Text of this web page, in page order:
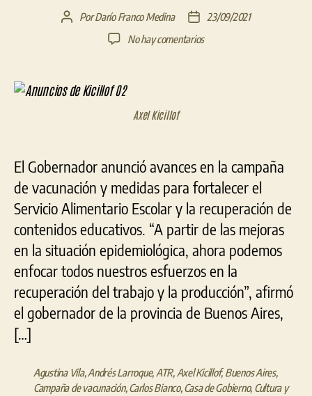
AutorPorDarío Franco Medina
Fecha
de
23/09/2021
No hay comentariosen
epidemiológica,
todos
nuestros
esfuerzos
estarán
destinados
a
recuperar
lo
perdido”
Axel Kicillof
El Gobernador anunció avances en la campaña
de vacunación y medidas para fortalecer el
Servicio Alimentario Escolar y la recuperación de
contenidos educativos. “A partir de las mejoras
en la situación epidemiológica, ahora podemos
enfocar todos nuestros esfuerzos en la
recuperación del trabajo y la producción”, afirmó
el gobernador de la provincia de Buenos Aires,
[…]
Agustina Vila,Andrés Larroque, ATR, Axel Kicillof,Buenos Aires,
Campaña de vacunación,Carlos Bianco,Casa de Gobierno, Cultura y